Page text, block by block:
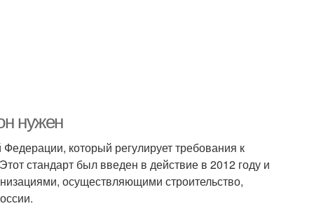
нужен
который регулирует требования к
стандарт был введен в действие в 2012 году и
осуществляющими строительство,